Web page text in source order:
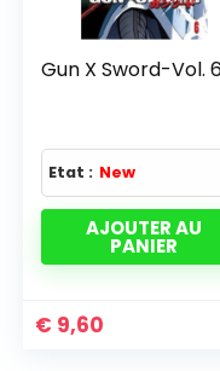
Gun X Sword-Vol.
Etat : New
AJOUTER AU
PANIER
€ 9,60